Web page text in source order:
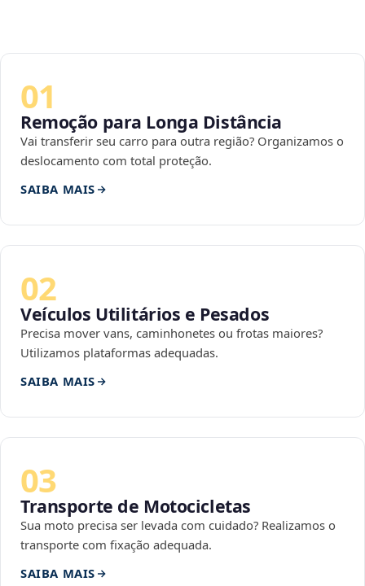
01
Remoção para Longa Distância
Vai transferir seu carro para outra região? Organizamos o
deslocamento com total proteção.
SAIBA MAIS
02
Veículos Utilitários e Pesados
Precisa mover vans, caminhonetes ou frotas maiores?
Utilizamos plataformas adequadas.
SAIBA MAIS
03
Transporte de Motocicletas
Sua moto precisa ser levada com cuidado? Realizamos o
transporte com fixação adequada.
SAIBA MAIS